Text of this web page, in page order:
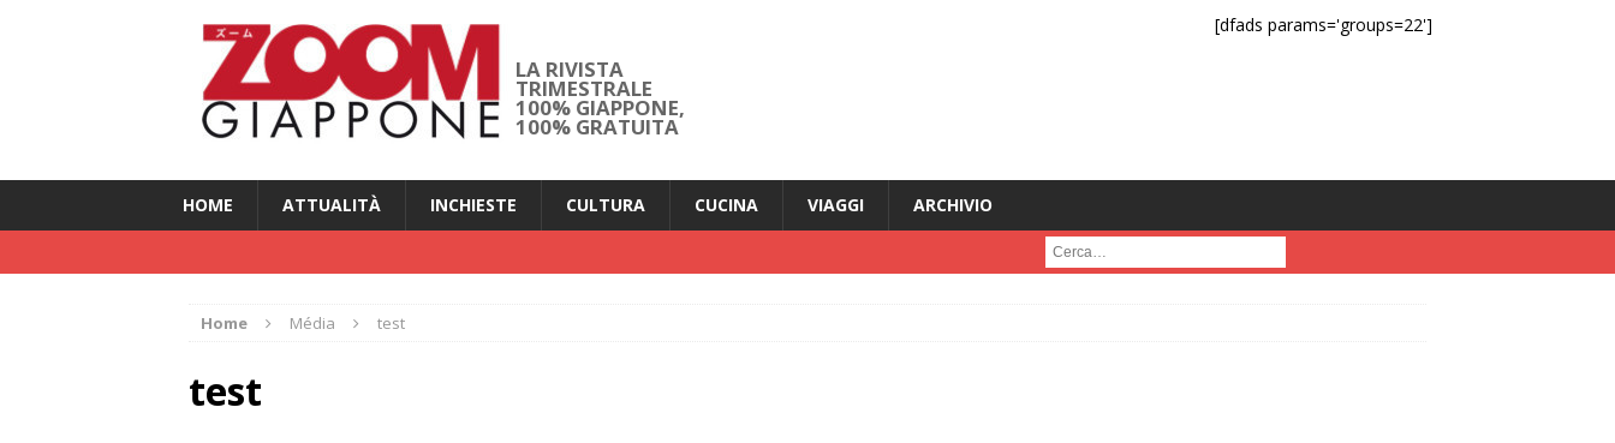
LA RIVISTA
TRIMESTRALE
100% GIAPPONE,
100% GRATUITA
[dfads params='groups=22']
HOME ATTUALITÀ INCHIESTE CULTURA CUCINA VIAGGI
ARCHIVIO
Cerca :
Home Média test
test